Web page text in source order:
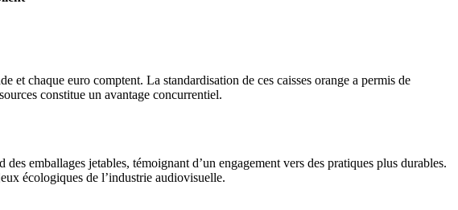
et chaque euro comptent. La standardisation de ces caisses orange a permis de
constitue un avantage concurrentiel.
emballages jetables, témoignant d’un engagement vers des pratiques plus durables.
écologiques de l’industrie audiovisuelle.